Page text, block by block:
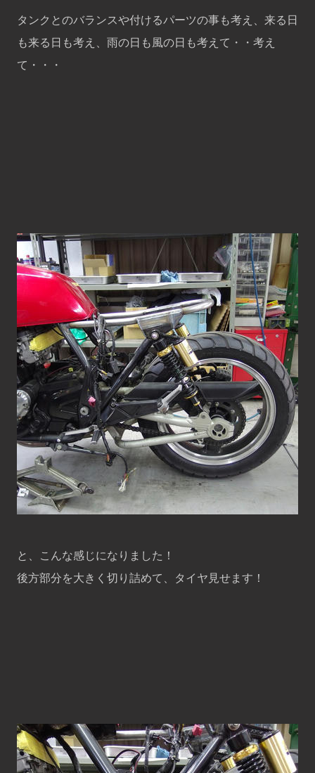
タンクとのバランスや付けるパーツの事も考え、来る日
も来る日も考え、雨の日も風の日も考えて・・考え
て・・・
と、こんな感じになりました！
後方部分を大きく切り詰めて、タイヤ見せます！